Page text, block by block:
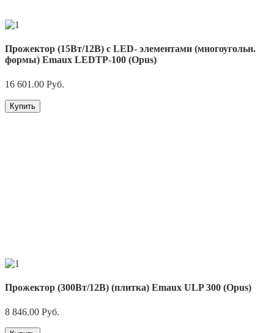
Прожектор (15Вт/12В) c LED- элементами (многоугольн.
формы) Emaux LEDTP-100 (Opus)
16 601.00 Руб.
Купить
Прожектор (300Вт/12В) (плитка) Emaux ULP 300 (Opus)
8 846.00 Руб.